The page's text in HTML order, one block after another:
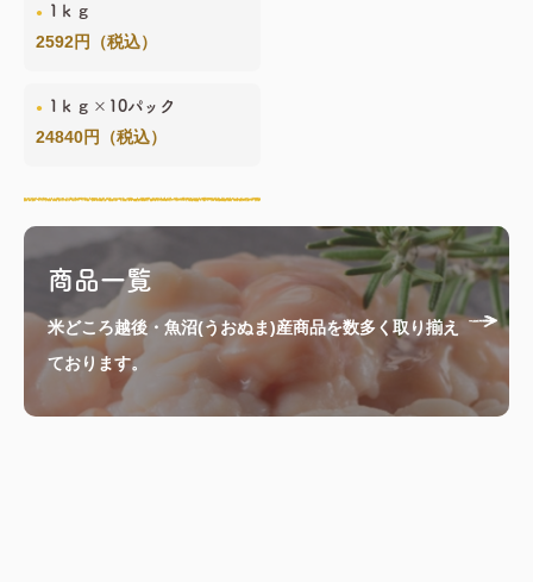
1ｋｇ
2592円（税込）
1ｋｇ×10パック
24840円（税込）
商品一覧
米どころ越後・魚沼(うおぬま)産商品を数多く取り揃え
ております。